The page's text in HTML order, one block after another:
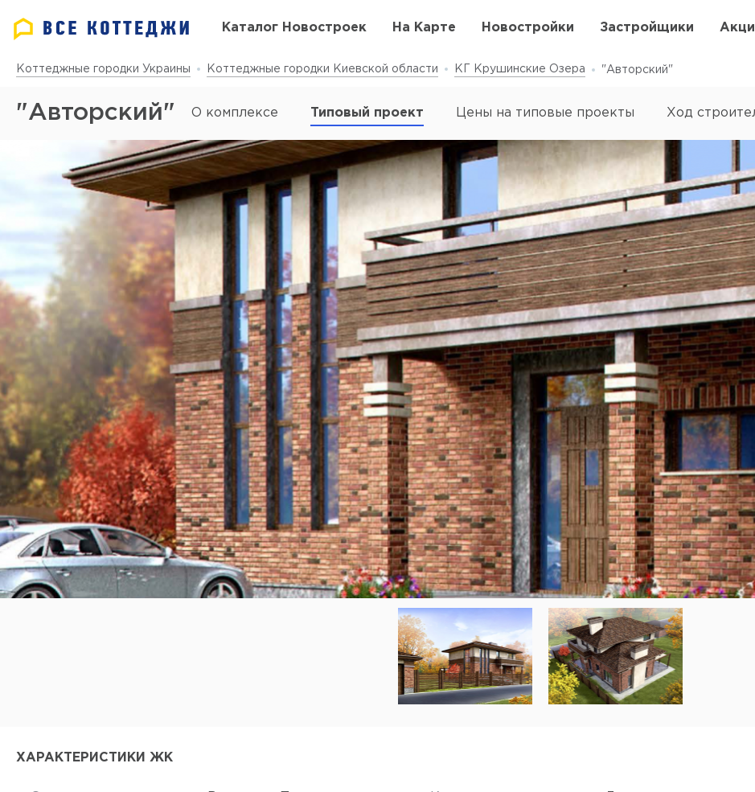
Каталог Новостроек На Карте Новостройки Застройщики
Коттеджные городки Украины Коттеджные городки Киевской области КГ Крушинские Озера "Авторский"
"Авторский" О комплексе Типовый проект Цены на типовые проекты Ход
ХАРАКТЕРИСТИКИ ЖК